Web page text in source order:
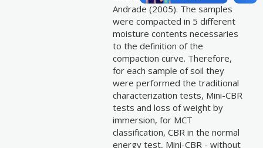
Andrade (2005). The samples
were compacted in 5 different
moisture contents necessaries
to the definition of the
compaction curve. Therefore,
for each sample of soil they
were performed the traditional
characterization tests, Mini-CBR
tests and loss of weight by
immersion, for MCT
classification, CBR in the normal
energy test, Mini-CBR - without